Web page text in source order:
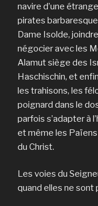
navire d’une
pirates
Dame Isolde,
négocier avec les
Alamut siège des
Haschischin, et
les trahisons, les
poignard dans le
parfois s’adapter à
et même les
du Christ.
Les voies du
quand elles ne sont